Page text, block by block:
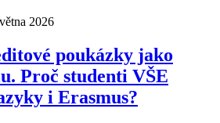
2026
poukázky jako
Proč studenti VŠE
i Erasmus?